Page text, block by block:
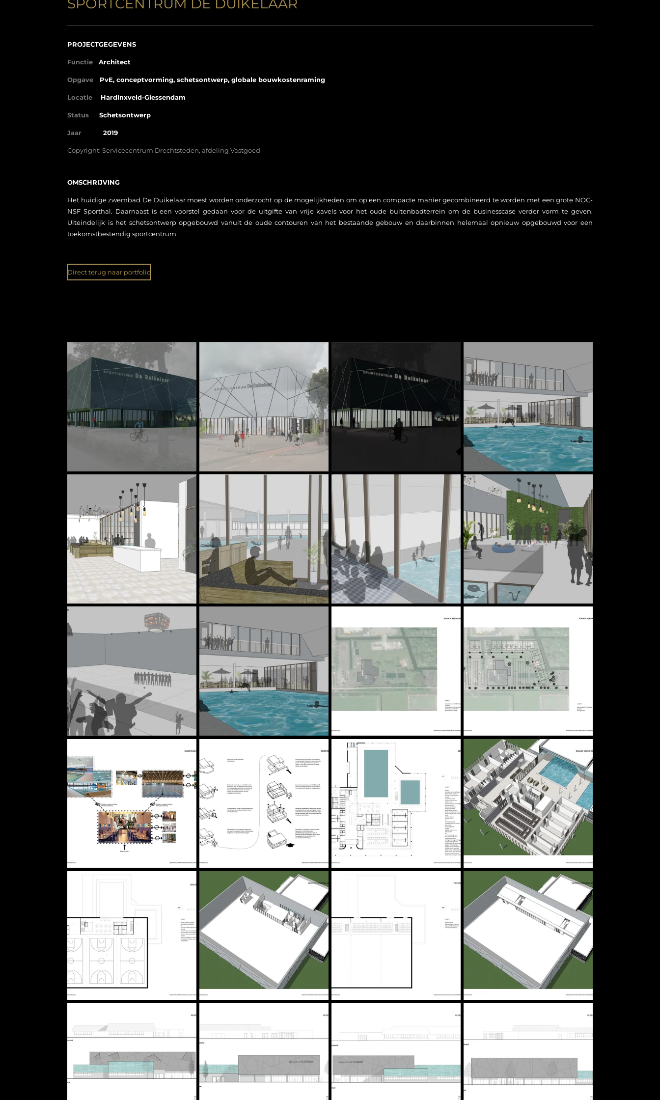
SPORTCENTRUM DE DUIKELAAR
PROJECTGEGEVENS
Functie Architect
Opgave PvE, conceptvorming, schetsontwerp, globale bouwkostenraming
Locatie Hardinxveld-Giessendam
Status Schetsontwerp
Jaar 2019
Copyright: Servicecentrum Drechtsteden, afdeling Vastgoed
OMSCHRIJVING
Het huidige zwembad De Duikelaar moest worden onderzocht op de mogelijkheden om op een compacte manier gecombineerd te worden met een grote NOC-
NSF Sporthal. Daarnaast is een voorstel gedaan voor de uitgifte van vrije kavels voor het oude buitenbadterrein om de businesscase verder vorm te geven.
Uiteindelijk is het schetsontwerp opgebouwd vanuit de oude contouren van het bestaande gebouw en daarbinnen helemaal opnieuw opgebouwd voor een
toekomstbestendig sportcentrum.
Direct terug naar portfolio